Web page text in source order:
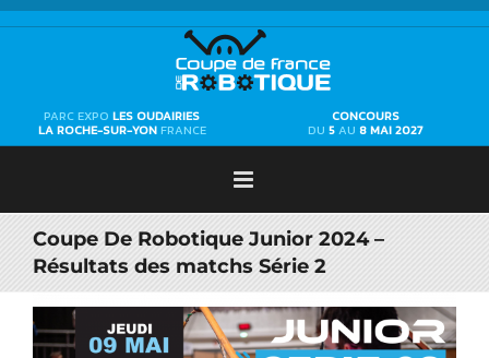
Passer
au
PARC EXPO LES OUDAIRIES
LA ROCHE-SUR-YONFRANCE
CONCOURS
DU 5AU 8 MAI 2027
Coupe De Robotique Junior 2024 –
Résultats des matchs Série 2
Voir
l'image
agrandie